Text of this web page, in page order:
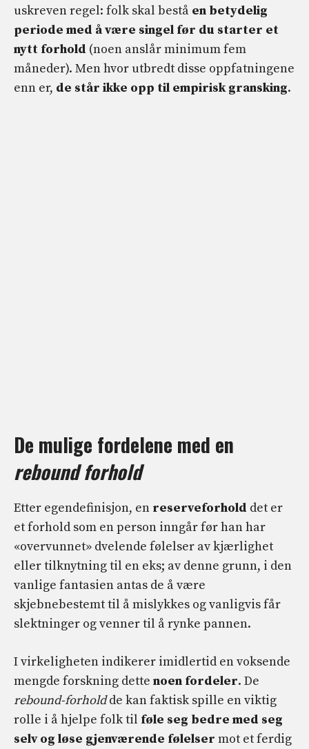
uskreven regel: folk skal bestå en betydelig
periode med å være singel før du starter et
nytt forhold (noen anslår minimum fem
måneder). Men hvor utbredt disse oppfatningene
enn er, de står ikke opp til empirisk gransking.
De mulige fordelene med en
rebound forhold
Etter egendefinisjon, en reserveforhold det er
et forhold som en person inngår før han har
«overvunnet» dvelende følelser av kjærlighet
eller tilknytning til en eks; av denne grunn, i den
vanlige fantasien antas de å være
skjebnebestemt til å mislykkes og vanligvis får
slektninger og venner til å rynke pannen.
I virkeligheten indikerer imidlertid en voksende
mengde forskning dette noen fordeler. De
rebound-forholdde kan faktisk spille en viktig
rolle i å hjelpe folk til føle seg bedre med seg
selv og løse gjenværende følelser mot et ferdig